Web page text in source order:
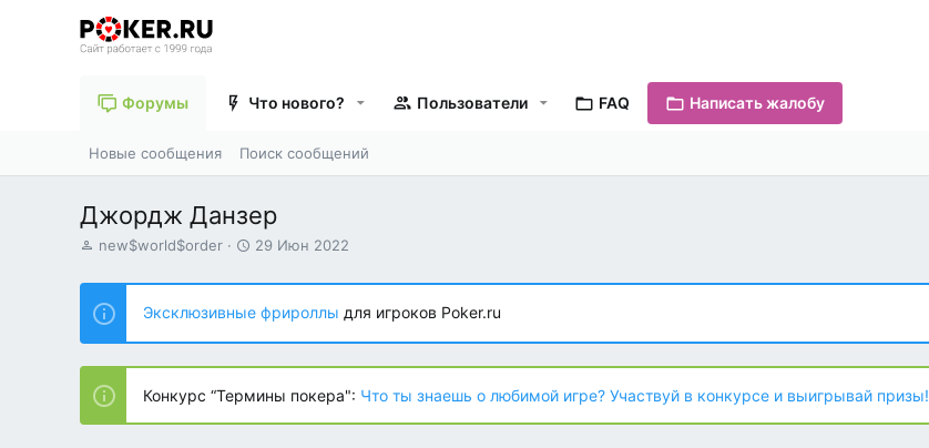
Форумы Что нового? Пользователи FAQ Написать жалобу
Новые сообщения Поиск сообщений
Джордж Данзер
А
т
о
р
т
е
м
ы
new$world$order
Д
т
н
а
ч
л
а
29 Июн 2022
Эксклюзивные фрироллы для игроков Poker.ru
Конкурс “Термины покера": Что ты знаешь о любимой игре? Участвуй в конкурсе и выигрывай призы!